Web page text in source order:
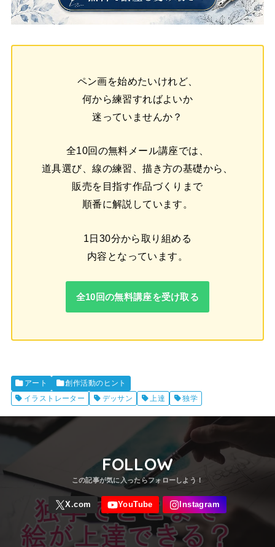
ペン画を始めたいけれど、
何から練習すればよいか
迷っていませんか？
全10回の無料メール講座では、
道具選び、線の練習、描き方の基礎から、
販売を目指す作品づくりまで
順番に解説しています。
1日30分から取り組める
内容となっています。
全10回の無料講座を受け取る
アート
創作活動のヒント
イラストレーター
デッサン 上達 独学
FOLLOW